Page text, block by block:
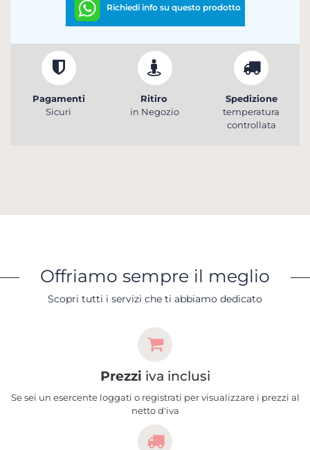
Richiedi info su questo prodotto
Pagamenti
Sicuri
Ritiro
in Negozio
Spedizione
temperatura
controllata
Offriamo sempre il meglio
Scopri tutti i servizi che ti abbiamo dedicato
Prezzi iva inclusi
Se sei un esercente loggati o registrati per visualizzare i prezzi al
netto d'iva